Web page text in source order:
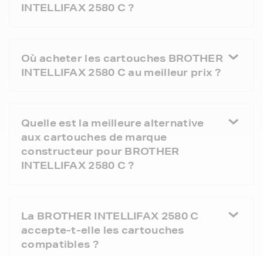
INTELLIFAX 2580 C ?
Où acheter les cartouches BROTHER
INTELLIFAX 2580 C au meilleur prix ?
Quelle est la meilleure alternative
aux cartouches de marque
constructeur pour BROTHER
INTELLIFAX 2580 C ?
La BROTHER INTELLIFAX 2580 C
accepte-t-elle les cartouches
compatibles ?